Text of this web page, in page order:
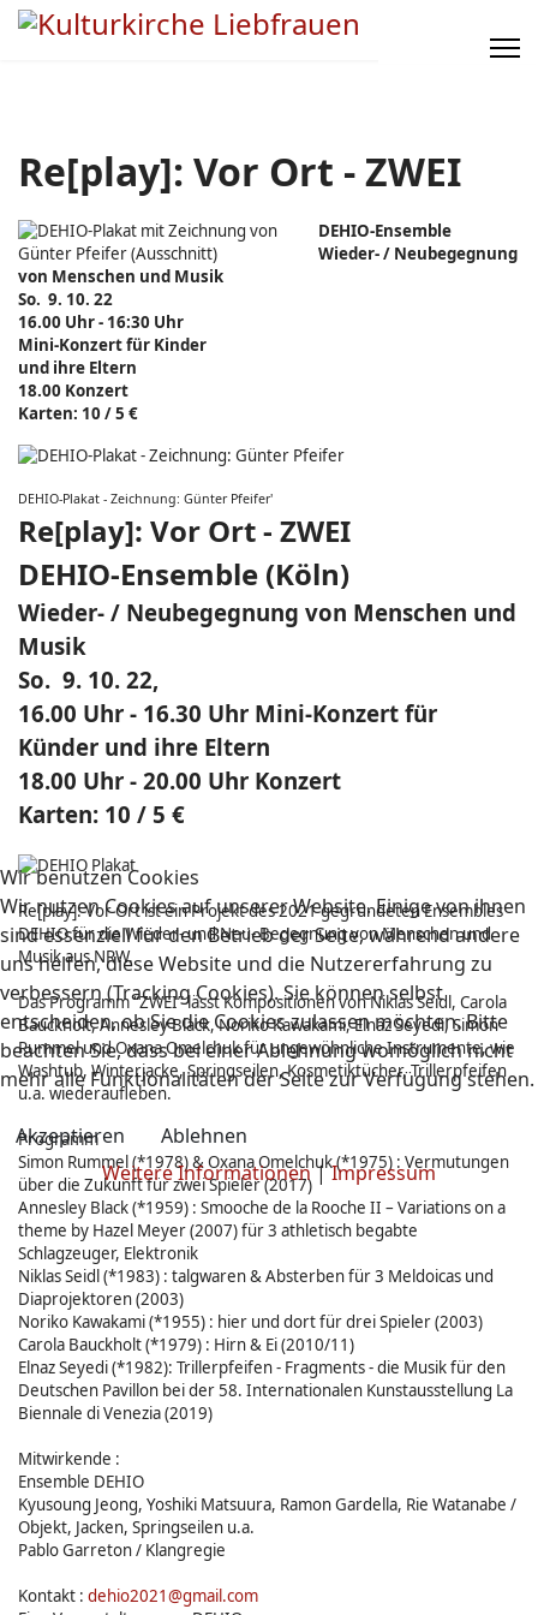
Re[play]: Vor Ort - ZWEI
DEHIO-Ensemble
Wieder- / Neubegegnung
von Menschen und Musik
So. 9. 10. 22
16.00 Uhr - 16:30 Uhr
Mini-Konzert für Kinder
und ihre Eltern
18.00 Konzert
Karten: 10 / 5 €
DEHIO-Plakat - Zeichnung: Günter Pfeifer'
Re[play]: Vor Ort - ZWEI
DEHIO-Ensemble (Köln)
Wieder- / Neubegegnung von Menschen und
Musik
So. 9. 10. 22,
16.00 Uhr - 16.30 Uhr Mini-Konzert für
Künder und ihre Eltern
18.00 Uhr - 20.00 Uhr Konzert
Karten: 10 / 5 €
Re[play]: Vor Ort ist ein Projekt des 2021 gegründeten Ensembles
DEHIO für die Wieder- und Neu- Begegnung von Menschen und
Musik aus NRW.
Das Programm “ZWEI” lässt Kompositionen von Niklas Seidl, Carola
Bauckholt, Annesley Black, Noriko Kawakami, Elnaz Seyedi, Simon
Rummel und Oxana Omelchuk für ungewöhnliche Instrumente, wie
Washtub, Winterjacke, Springseilen, Kosmetiktücher, Trillerpfeifen
u.a. wiederaufleben.
Programm
Simon Rummel (*1978) & Oxana Omelchuk (*1975) : Vermutungen
über die Zukunft für zwei Spieler (2017)
Annesley Black (*1959) : Smooche de la Rooche II – Variations on a
theme by Hazel Meyer (2007) für 3 athletisch begabte
Schlagzeuger, Elektronik
Niklas Seidl (*1983) : talgwaren & Absterben für 3 Meldoicas und
Diaprojektoren (2003)
Noriko Kawakami (*1955) : hier und dort für drei Spieler (2003)
Carola Bauckholt (*1979) : Hirn & Ei (2010/11)
Elnaz Seyedi (*1982): Trillerpfeifen - Fragments - die Musik für den
Deutschen Pavillon bei der 58. Internationalen Kunstausstellung La
Biennale di Venezia (2019)
Mitwirkende :
Ensemble DEHIO
Kyusoung Jeong, Yoshiki Matsuura, Ramon Gardella, Rie Watanabe /
Objekt, Jacken, Springseilen u.a.
Pablo Garreton / Klangregie
Kontakt : dehio2021@gmail.com
Wir benutzen Cookies
Wir nutzen Cookies auf unserer Website. Einige von ihnen
sind essenziell für den Betrieb der Seite, während andere
uns helfen, diese Website und die Nutzererfahrung zu
verbessern (Tracking Cookies). Sie können selbst
entscheiden, ob Sie die Cookies zulassen möchten. Bitte
beachten Sie, dass bei einer Ablehnung womöglich nicht
mehr alle Funktionalitäten der Seite zur Verfügung stehen.
Akzeptieren
Ablehnen
Weitere Informationen|Impressum